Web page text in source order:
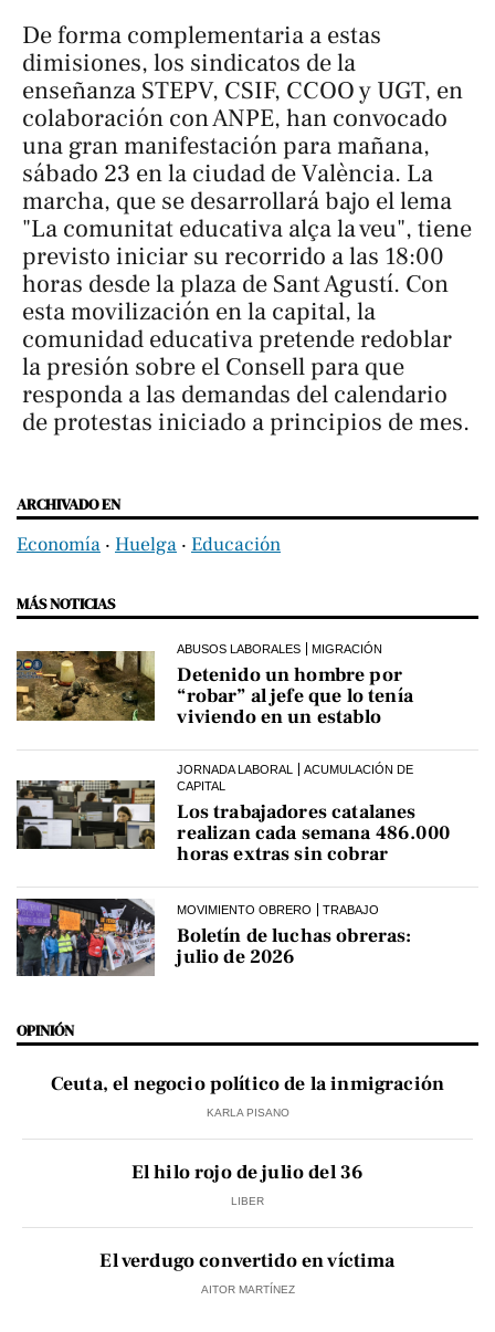
De forma complementaria a estas
dimisiones, los sindicatos de la
enseñanza STEPV, CSIF, CCOO y UGT, en
colaboración con ANPE, han convocado
una gran manifestación para mañana,
sábado 23 en la ciudad de València. La
marcha, que se desarrollará bajo el lema
"La comunitat educativa alça la veu", tiene
previsto iniciar su recorrido a las 18:00
horas desde la plaza de Sant Agustí. Con
esta movilización en la capital, la
comunidad educativa pretende redoblar
la presión sobre el Consell para que
responda a las demandas del calendario
de protestas iniciado a principios de mes.
ARCHIVADO EN
Economía ‧ Huelga ‧ Educación
MÁS NOTICIAS
ABUSOS LABORALES MIGRACIÓN
Detenido un hombre por
“robar” al jefe que lo tenía
viviendo en un establo
JORNADA LABORAL
ACUMULACIÓN DE
CAPITAL
Los trabajadores catalanes
realizan cada semana 486.000
horas extras sin cobrar
MOVIMIENTO OBRERO TRABAJO
Boletín de luchas obreras:
julio de 2026
OPINIÓN
Ceuta, el negocio político de la inmigración
KARLA PISANO
El hilo rojo de julio del 36
LIBER
El verdugo convertido en víctima
AITOR MARTÍNEZ